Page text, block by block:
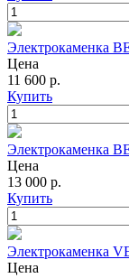
Электрокаменка
Цена
11 600 р.
Купить
Электрокаменка
Цена
13 000 р.
Купить
Электрокаменка
Цена